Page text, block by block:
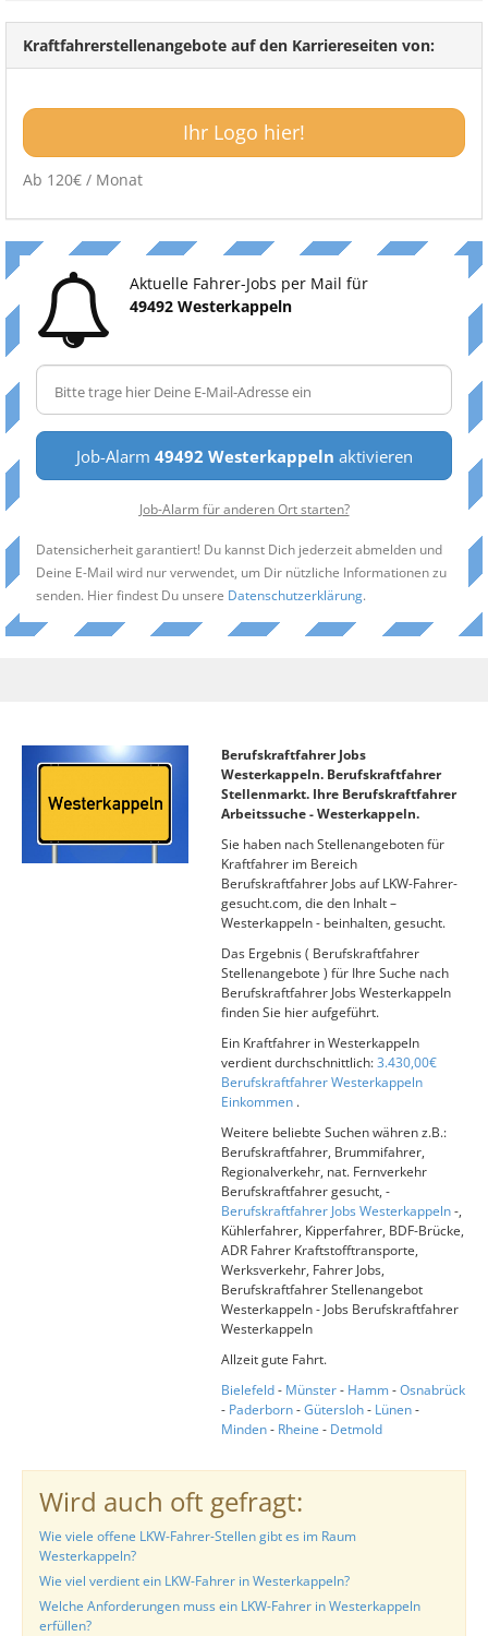
Kraftfahrerstellenangebote auf den Karriereseiten von:
Ihr Logo hier!
Ab 120€ / Monat
Aktuelle Fahrer-Jobs per Mail für
49492 Westerkappeln
Job-Alarm 49492 Westerkappeln aktivieren
Job-Alarm für anderen Ort starten?
Datensicherheit garantiert! Du kannst Dich jederzeit abmelden und
Deine E-Mail wird nur verwendet, um Dir nützliche Informationen zu
senden. Hier findest Du unsere Datenschutzerklärung.
Berufskraftfahrer Jobs
Westerkappeln. Berufskraftfahrer
Stellenmarkt. Ihre Berufskraftfahrer
Arbeitssuche - Westerkappeln.
Sie haben nach Stellenangeboten für
Kraftfahrer im Bereich
Berufskraftfahrer Jobs auf LKW-Fahrer-
gesucht.com, die den Inhalt –
Westerkappeln - beinhalten, gesucht.
Das Ergebnis ( Berufskraftfahrer
Stellenangebote ) für Ihre Suche nach
Berufskraftfahrer Jobs Westerkappeln
finden Sie hier aufgeführt.
Ein Kraftfahrer in Westerkappeln
verdient durchschnittlich:3.430,00€
Berufskraftfahrer Westerkappeln
Einkommen .
Weitere beliebte Suchen währen z.B.:
Berufskraftfahrer, Brummifahrer,
Regionalverkehr, nat. Fernverkehr
Berufskraftfahrer gesucht, -
Berufskraftfahrer Jobs Westerkappeln-,
Kühlerfahrer, Kipperfahrer, BDF-Brücke,
ADR Fahrer Kraftstofftransporte,
Werksverkehr, Fahrer Jobs,
Berufskraftfahrer Stellenangebot
Westerkappeln - Jobs Berufskraftfahrer
Westerkappeln
Allzeit gute Fahrt.
Bielefeld- Münster- Hamm-Osnabrück
- Paderborn-Gütersloh- Lünen-
Minden- Rheine - Detmold
Wird auch oft gefragt:
Wie viele offene LKW-Fahrer-Stellen gibt es im Raum
Westerkappeln?
Wie viel verdient ein LKW-Fahrer in Westerkappeln?
Welche Anforderungen muss ein LKW-Fahrer in Westerkappeln
erfüllen?